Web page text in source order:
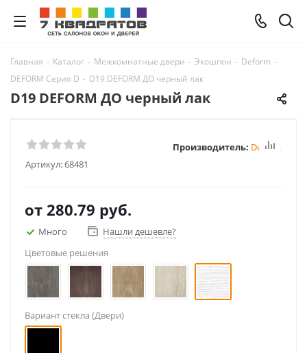
Главная - Каталог - Межкомнатные двери - Экошпон - Deform -
DEFORM Серия D - D19 DEFORM ДО черный лак
D19 DEFORM ДО черный лак
Артикул:68481
Производитель: Deform
от 280.79 руб.
Много
Нашли дешевле?
Цветовые решения
Вариант стекла (Двери)